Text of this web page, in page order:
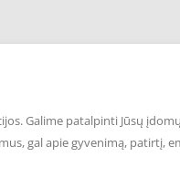
Galime patalpinti Jūsų
gal apie gyvenimą, patirtį,